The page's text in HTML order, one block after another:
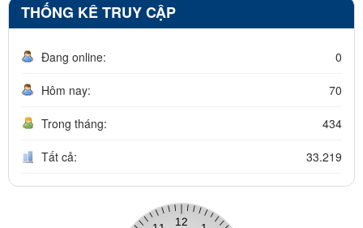
THỐNG KÊ TRUY CẬP
Đang online: 0
Hôm nay: 70
Trong tháng: 434
Tất cả: 33.219